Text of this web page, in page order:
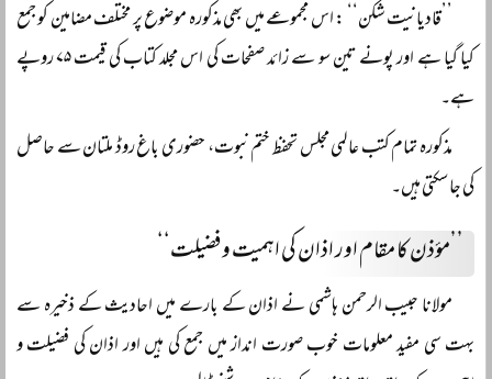
’’قادیانیت شکن‘‘ : اس مجموعے میں بھی مذکورہ موضوع پر مختلف مضامین کو جمع
کیا گیا ہے اور پونے تین سو سے زائد صفحات کی اس مجلد کتاب کی قیمت ۷۵ روپے
ہے۔
مذکورہ تمام کتب عالمی مجلس تحفظ ختم نبوت، حضوری باغ روڈ ملتان سے حاصل
کی جا سکتی ہیں۔
’’مؤذن کا مقام اور اذان کی اہمیت و فضیلت‘‘
مولانا حبیب الرحمن ہاشمی نے اذان کے بارے میں احادیث کے ذخیرہ سے
بہت سی مفید معلومات خوب صورت انداز میں جمع کی ہیں اور اذان کی فضیلت و